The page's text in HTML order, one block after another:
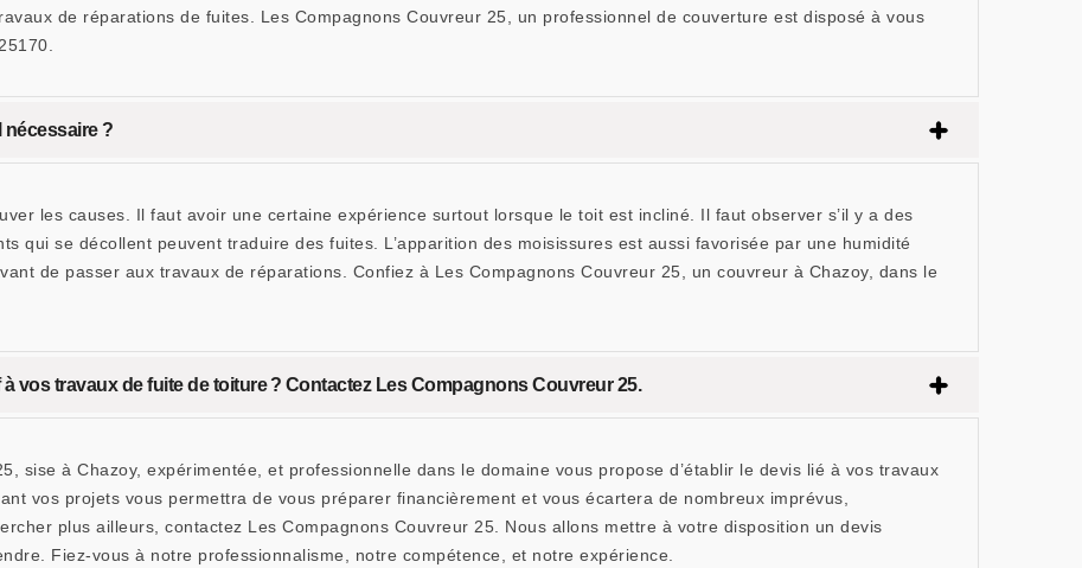
de réparations de fuites. Les Compagnons Couvreur 25, un professionnel de couverture est disposé à vous
nécessaire ?
les causes. Il faut avoir une certaine expérience surtout lorsque le toit est incliné. Il faut observer s’il y a des
qui se décollent peuvent traduire des fuites. L’apparition des moisissures est aussi favorisée par une humidité
de passer aux travaux de réparations. Confiez à Les Compagnons Couvreur 25, un couvreur à Chazoy, dans le
vos travaux de fuite de toiture ? Contactez Les Compagnons Couvreur 25.
sise à Chazoy, expérimentée, et professionnelle dans le domaine vous propose d’établir le devis lié à vos travaux
vos projets vous permettra de vous préparer financièrement et vous écartera de nombreux imprévus,
plus ailleurs, contactez Les Compagnons Couvreur 25. Nous allons mettre à votre disposition un devis
Fiez-vous à notre professionnalisme, notre compétence, et notre expérience.